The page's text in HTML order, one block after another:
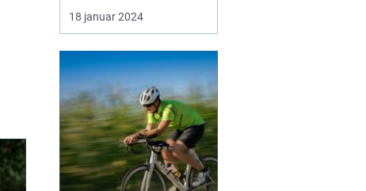
spændende
begivenheder inden for
signalerer begyndelsen
på verdens mest
berømte, prestigefyldte
og udfordrende cykelløb,
Tour de France. Starten
er en begi...
18 januar 2024